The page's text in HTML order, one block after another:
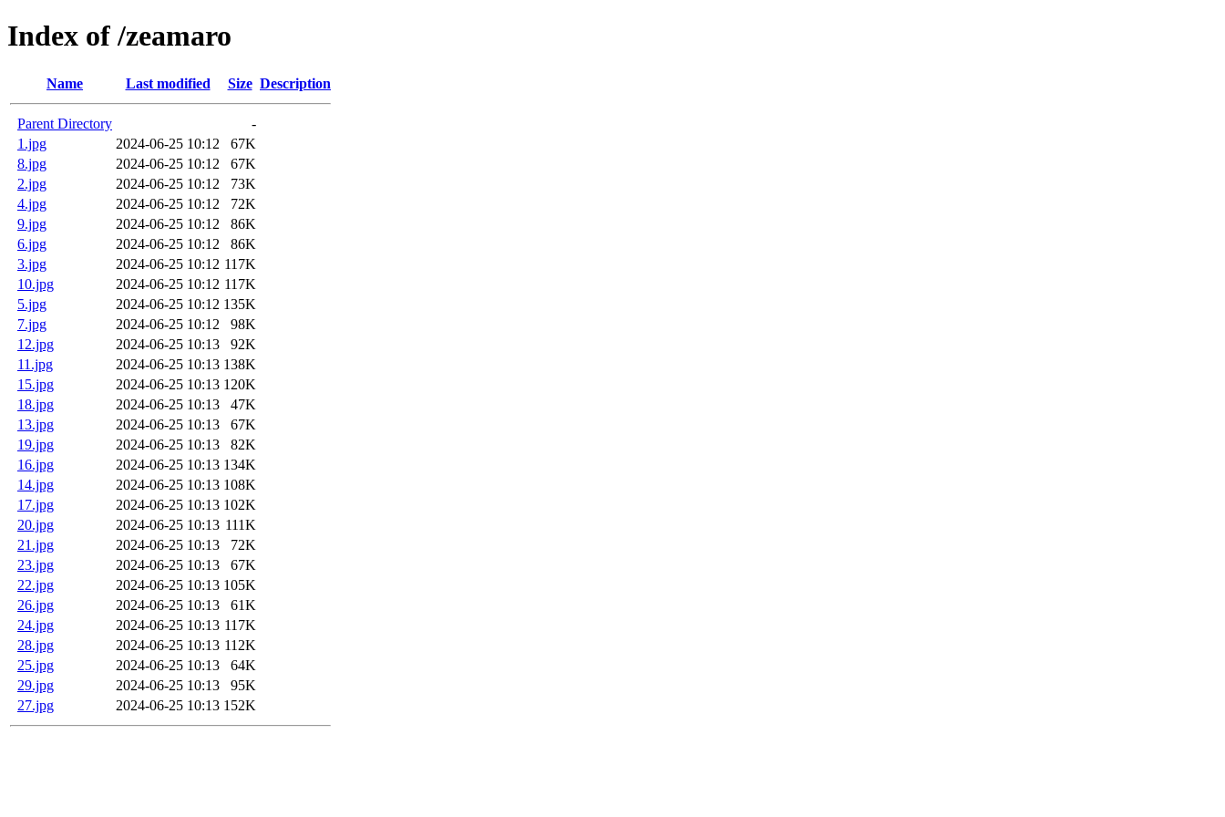
Index of /zeamaro
Name Last modified Size Description
Parent Directory
-
1.jpg
2024-06-25 10:12
67K
8.jpg
2024-06-25 10:12
67K
2.jpg
2024-06-25 10:12
73K
4.jpg
2024-06-25 10:12
72K
9.jpg
2024-06-25 10:12
86K
6.jpg
2024-06-25 10:12
86K
3.jpg
2024-06-25 10:12 117K
10.jpg
2024-06-25 10:12 117K
5.jpg
2024-06-25 10:12 135K
7.jpg
2024-06-25 10:12
98K
12.jpg
2024-06-25 10:13
92K
11.jpg
2024-06-25 10:13 138K
15.jpg
2024-06-25 10:13 120K
18.jpg
2024-06-25 10:13
47K
13.jpg
2024-06-25 10:13
67K
19.jpg
2024-06-25 10:13
82K
16.jpg
2024-06-25 10:13 134K
14.jpg
2024-06-25 10:13 108K
17.jpg
2024-06-25 10:13 102K
20.jpg
2024-06-25 10:13 111K
21.jpg
2024-06-25 10:13
72K
23.jpg
2024-06-25 10:13
67K
22.jpg
2024-06-25 10:13 105K
26.jpg
2024-06-25 10:13
61K
24.jpg
2024-06-25 10:13 117K
28.jpg
2024-06-25 10:13 112K
25.jpg
2024-06-25 10:13
64K
29.jpg
2024-06-25 10:13
95K
27.jpg
2024-06-25 10:13 152K